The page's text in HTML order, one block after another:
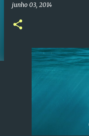
junho 03, 2014